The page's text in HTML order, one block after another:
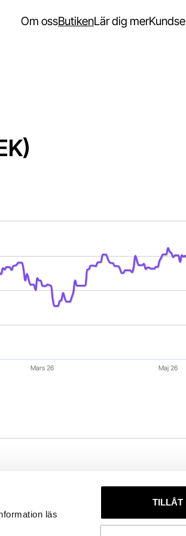
läs
TILLÅT
Om ossButikenLär dig mer
Mars 26 Maj 26
4 av 7 (Medelhög risk)